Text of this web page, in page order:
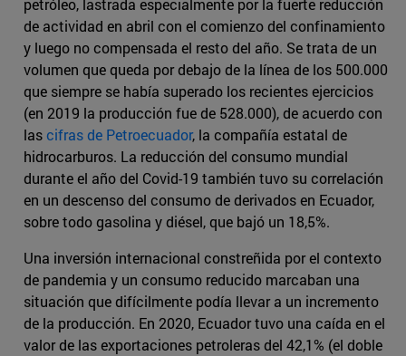
petróleo, lastrada especialmente por la fuerte reducción
de actividad en abril con el comienzo del confinamiento
y luego no compensada el resto del año. Se trata de un
volumen que queda por debajo de la línea de los 500.000
que siempre se había superado los recientes ejercicios
(en 2019 la producción fue de 528.000), de acuerdo con
lascifras de Petroecuador, la compañía estatal de
hidrocarburos. La reducción del consumo mundial
durante el año del Covid-19 también tuvo su correlación
en un descenso del consumo de derivados en Ecuador,
sobre todo gasolina y diésel, que bajó un 18,5%.
Una inversión internacional constreñida por el contexto
de pandemia y un consumo reducido marcaban una
situación que difícilmente podía llevar a un incremento
de la producción. En 2020, Ecuador tuvo una caída en el
valor de las exportaciones petroleras del 42,1% (el doble